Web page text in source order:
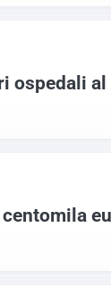
ospedali al